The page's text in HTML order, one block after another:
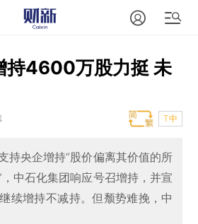
持4600万股力挺 未
T中
持央企增持“股价偏离其价值的所
中石化集团响应号召增持，并宣
续增持不减持。但颓势难挽，中